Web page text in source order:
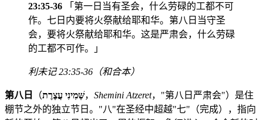
23:35-36 「第一日当有圣会，什么劳碌的工都不可
作。七日内要将火祭献给耶和华。第八日当守圣
会，要将火祭献给耶和华。这是严肃会，什么劳碌
的工都不可作。」
利未记 23:35-36（和合本）
第八日 （שְּׁמִינִי עֲצֶרֶת， Shemini Atzeret，"第八日严肃会"）是住
棚节之外的独立节日。"八"在圣经中超越"七"（完成），指向